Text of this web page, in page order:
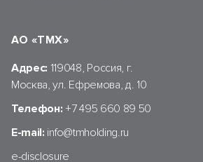
АО «ТМХ»
Адрес: 119048, Россия, г.
Москва, ул. Ефремова, д. 10
Телефон: +7 495 660 89 50
E-mail: info@tmholding.ru
e-disclosure